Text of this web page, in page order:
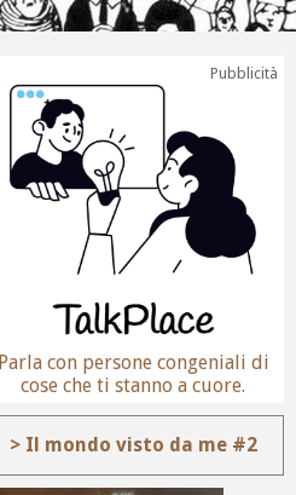
Pubblicità
Parla con persone congeniali di
cose che ti stanno a cuore.
> Il mondo visto da me #2